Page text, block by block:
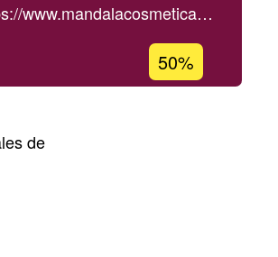
www.mandalacosmetica…
Porcentaje
de
50%
de